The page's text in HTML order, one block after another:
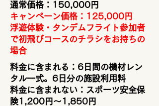
通常価格：150,000円
​キャンペーン価格： 125,000円
​浮遊体験・タンデムフライト参加者
で初飛びコースのチラシをお持ちの
場合
料金に含まれる：6日間の機材レン
タル一式。6日分の施設利用料
料金に含まれない：スポーツ安全保
険1,200円～1,850円